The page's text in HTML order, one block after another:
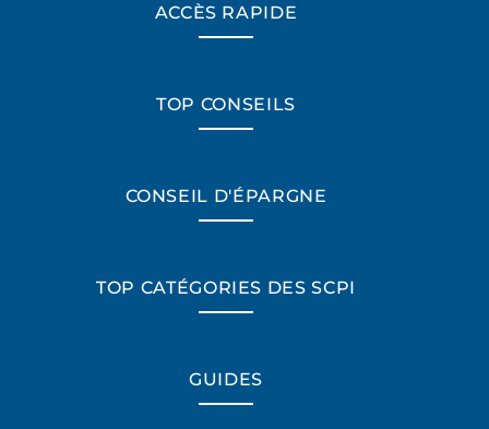
ACCÈS RAPIDE
TOP CONSEILS
CONSEIL D'ÉPARGNE
TOP CATÉGORIES DES SCPI
GUIDES